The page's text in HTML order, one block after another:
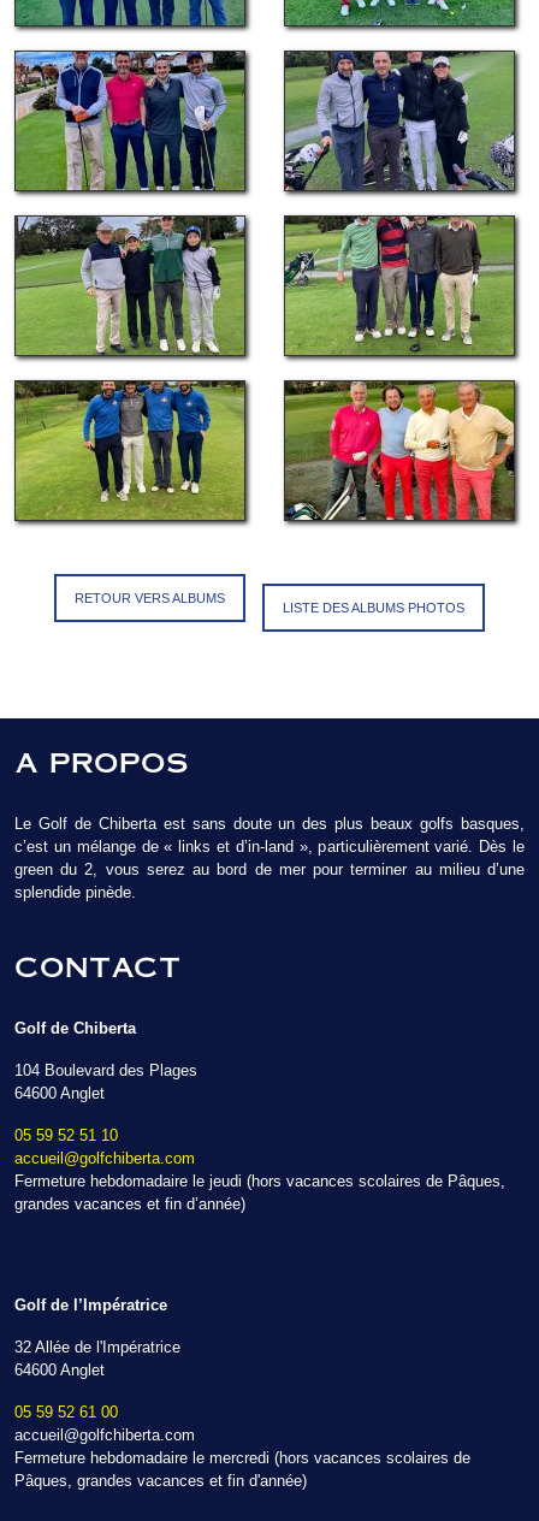
RETOUR VERS ALBUMS
LISTE DES ALBUMS PHOTOS
A PROPOS
Le Golf de Chiberta est sans doute un des plus beaux golfs basques,
c’est un mélange de « links et d’in-land », particulièrement varié. Dès le
green du 2, vous serez au bord de mer pour terminer au milieu d’une
splendide pinède.
CONTACT
Golf de Chiberta
104 Boulevard des Plages
64600 Anglet
05 59 52 51 10
accueil@golfchiberta.com
Fermeture hebdomadaire le jeudi (hors vacances scolaires de Pâques,
grandes vacances et fin d’année)
Golf de l’Impératrice
32 Allée de l'Impératrice
64600 Anglet
05 59 52 61 00
accueil@golfchiberta.com
Fermeture hebdomadaire le mercredi (hors vacances scolaires de
Pâques, grandes vacances et fin d'année)